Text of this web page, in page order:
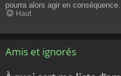
pourra alors agir en conséquence.
Haut
Amis et ignorés